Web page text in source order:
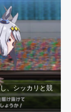
、シッカリと競